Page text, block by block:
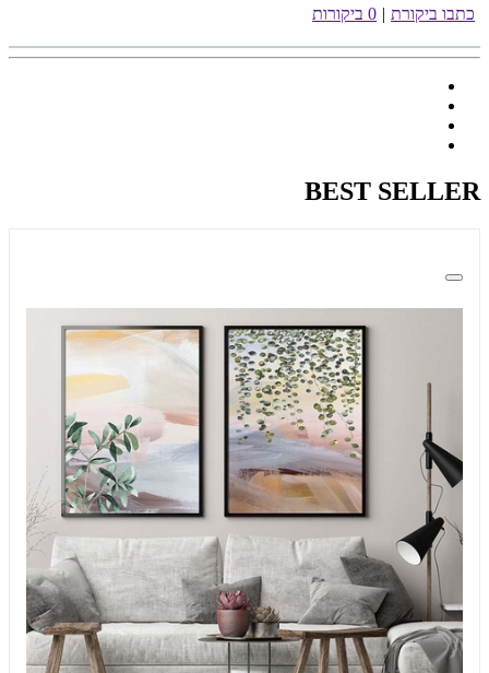
כתבו ביקורת | 0 ביקורות
BEST SELLER